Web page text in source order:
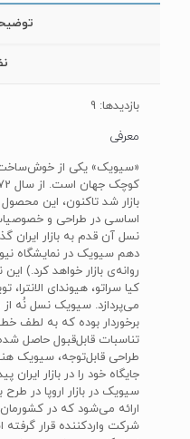
بازدیدها: 9
معرفی
«سیویک» یکی از
بازار شد تاکنون، این
اساسی در طراحی و
نسل آن قدم به بازار ایران
دهم سیویک در نمایشگاه
روانه‌ی بازار خواهد کرد.)
کیا سراتو، هیوندای
می‌پردازد. سیویک نسل نُه
برخوردار بوده که به لطف
تناسبات قابل‌قبول حاصل
طراحی قابل‌توجه، سیویک
جایگاه خود را در بازار ایران
سیویک در بازار اروپا در
ارائه می‌شود که در
شرکت واردکننده قرار